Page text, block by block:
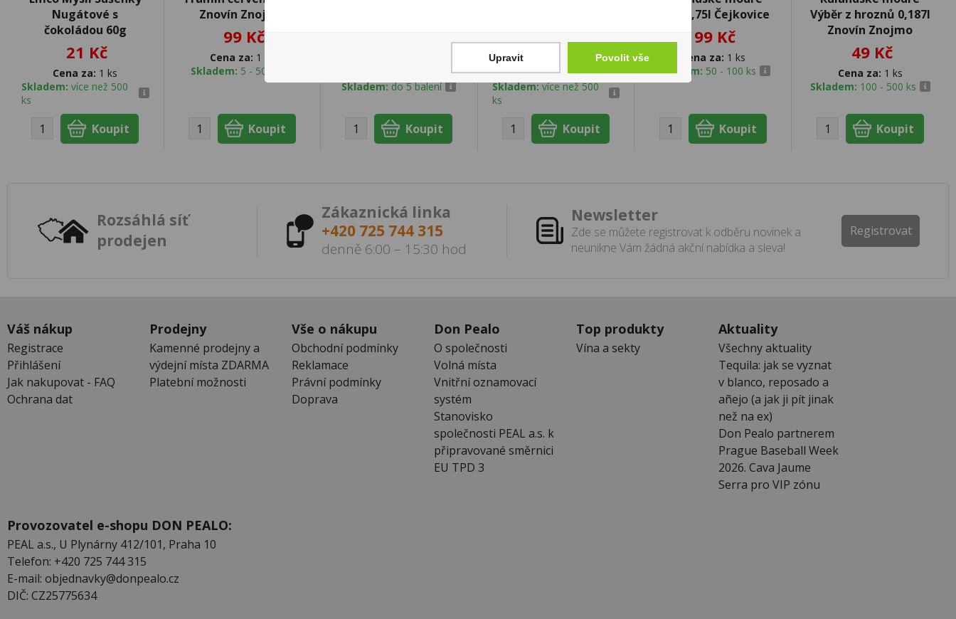
Nugátové s
čokoládou 60g
21 Kč
Cena za: 1 ks
Skladem: více než 500
ks
Znovín Znojmo
99 Kč
Cena za: 1 ks
Skladem: 5 - 50 ks
balení (24 ks)
Skladem:do 5 balení
Cena za: 1 ks
Skladem:více než 500
ks
NEW 0,75l Čejkovice
99 Kč
Cena za: 1 ks
Skladem: 50 - 100 ks
Výběr z hroznů 0,187l
Znovín Znojmo
49 Kč
Cena za: 1 ks
Skladem: 100 - 500 ks
Rozsáhlá síť
prodejen
Zákaznická linka
+420 725 744 315
denně 6:00 – 15:30 hod
Newsletter
Zde se můžete registrovat k odběru novinek a
neunikne Vám žádná akční nabídka a sleva!
Registrovat
Váš nákup
Registrace
Přihlášení
Jak nakupovat - FAQ
Ochrana dat
Prodejny
Kamenné prodejny a
výdejní místa ZDARMA
Platební možnosti
Vše o nákupu
Obchodní podmínky
Reklamace
Právní podmínky
Doprava
Don Pealo
O společnosti
Volná místa
Vnitřní oznamovací
systém
Stanovisko
společnosti PEAL a.s. k
připravované směrnici
EU TPD 3
Top produkty
Vína a sekty
Aktuality
Všechny aktuality
Tequila: jak se vyznat
v blanco, reposado a
añejo (a jak ji pít jinak
než na ex)
Don Pealo partnerem
Prague Baseball Week
2026. Cava Jaume
Serra pro VIP zónu
Provozovatel e-shopu DON PEALO:
PEAL a.s., U Plynárny 412/101, Praha 10
Telefon: +420 725 744 315
E-mail: objednavky@donpealo.cz
DIČ: CZ25775634
Upravit Povolit vše